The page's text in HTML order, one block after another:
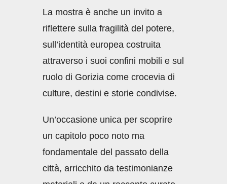
La mostra è anche un invito a
riflettere sulla fragilità del potere,
sull’identità europea costruita
attraverso i suoi confini mobili e sul
ruolo di Gorizia come crocevia di
culture, destini e storie condivise.
Un’occasione unica per scoprire
un capitolo poco noto ma
fondamentale del passato della
città, arricchito da testimonianze